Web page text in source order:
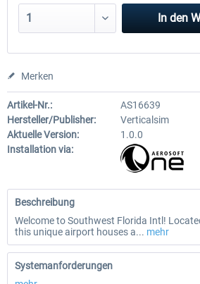
In den
Merken
Artikel-Nr.:
AS16639
Hersteller/Publisher:
Verticalsim
Aktuelle Version:
1.0.0
Installation via:
Beschreibung
Welcome to Southwest Florida Intl!
this unique airport houses a... mehr
Systemanforderungen